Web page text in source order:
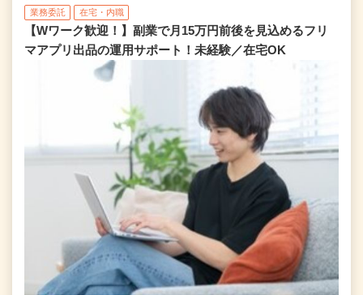
業務委託 在宅・内職
【Wワーク歓迎！】副業で月15万円前後を見込めるフリ
マアプリ出品の運用サポート！未経験／在宅OK